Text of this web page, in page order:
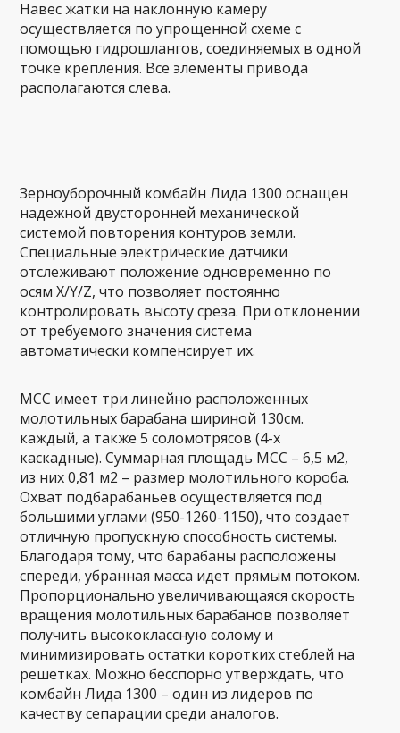
Навес жатки на наклонную камеру
осуществляется по упрощенной схеме с
помощью гидрошлангов, соединяемых в одной
точке крепления. Все элементы привода
располагаются слева.
Зерноуборочный комбайн Лида 1300 оснащен
надежной двусторонней механической
системой повторения контуров земли.
Специальные электрические датчики
отслеживают положение одновременно по
осям X/Y/Z, что позволяет постоянно
контролировать высоту среза. При отклонении
от требуемого значения система
автоматически компенсирует их.
МСС имеет три линейно расположенных
молотильных барабана шириной 130см.
каждый, а также 5 соломотрясов (4-х
каскадные). Суммарная площадь МСС – 6,5 м2,
из них 0,81 м2 – размер молотильного короба.
Охват подбарабаньев осуществляется под
большими углами (950-1260-1150), что создает
отличную пропускную способность системы.
Благодаря тому, что барабаны расположены
спереди, убранная масса идет прямым потоком.
Пропорционально увеличивающаяся скорость
вращения молотильных барабанов позволяет
получить высококлассную солому и
минимизировать остатки коротких стеблей на
решетках. Можно бесспорно утверждать, что
комбайн Лида 1300 – один из лидеров по
качеству сепарации среди аналогов.